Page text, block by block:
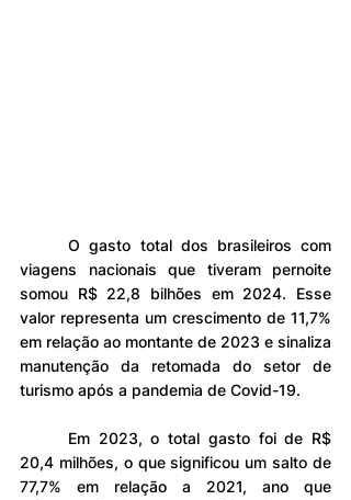
	O gasto total dos brasileiros com
viagens nacionais que tiveram pernoite
somou R$ 22,8 bilhões em 2024. Esse
valor representa um crescimento de 11,7%
em relação ao montante de 2023 e sinaliza
manutenção da retomada do setor de
turismo após a pandemia de Covid-19.
20,4 milhões, o que significou um salto de
77,7% em relação a 2021, ano que